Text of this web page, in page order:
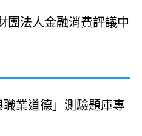
團法人金融消費評議中
職業道德」測驗題庫專